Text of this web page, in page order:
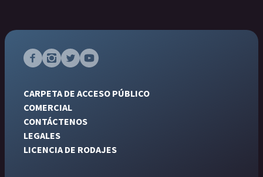
CARPETA DE ACCESO PÚBLICO
COMERCIAL
CONTÁCTENOS
LEGALES
LICENCIA DE RODAJES